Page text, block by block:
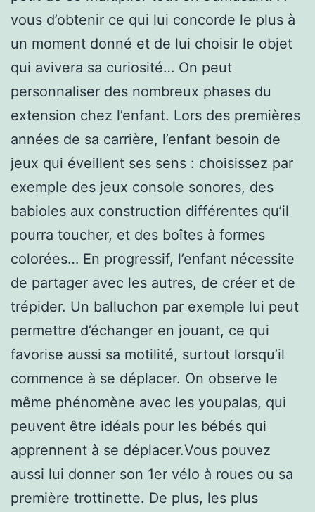
vous d’obtenir ce qui lui concorde le plus à
un moment donné et de lui choisir le objet
qui avivera sa curiosité… On peut
personnaliser des nombreux phases du
extension chez l’enfant. Lors des premières
années de sa carrière, l’enfant besoin de
jeux qui éveillent ses sens : choisissez par
exemple des jeux console sonores, des
babioles aux construction différentes qu’il
pourra toucher, et des boîtes à formes
colorées… En progressif, l’enfant nécessite
de partager avec les autres, de créer et de
trépider. Un balluchon par exemple lui peut
permettre d’échanger en jouant, ce qui
favorise aussi sa motilité, surtout lorsqu’il
commence à se déplacer. On observe le
même phénomène avec les youpalas, qui
peuvent être idéals pour les bébés qui
apprennent à se déplacer.Vous pouvez
aussi lui donner son 1er vélo à roues ou sa
première trottinette. De plus, les plus